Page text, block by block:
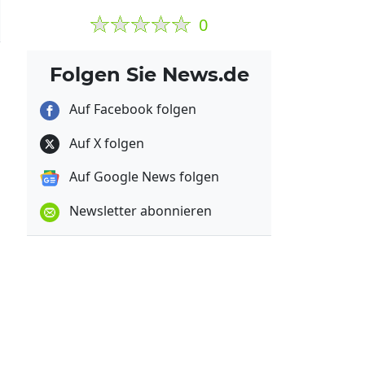
0
Folgen Sie News.de
Auf Facebook folgen
Auf X folgen
Auf Google News folgen
Newsletter abonnieren